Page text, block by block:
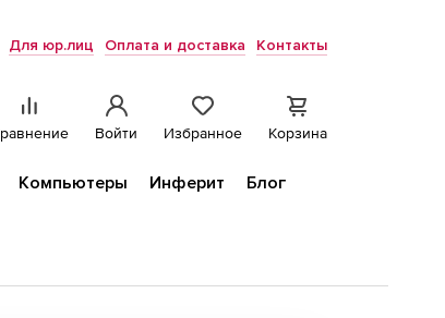
Для юр.лиц Оплата и доставка Контакты
Войти Избранное Корзина
Компьютеры Инферит
Блог